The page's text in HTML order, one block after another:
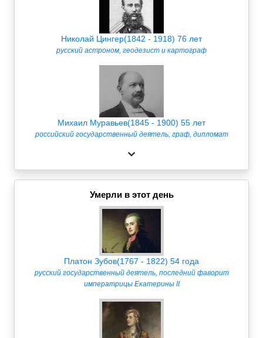
Николай Цингер(1842 - 1918) 76 лет
русский астроном, геодезист и картограф
Михаил Муравьев(1845 - 1900) 55 лет
российский государственный деятель, граф, дипломат
Умерли в этот день
Платон Зубов(1767 - 1822) 54 года
русский государственный деятель, последний фаворит
императрицы Екатерины II